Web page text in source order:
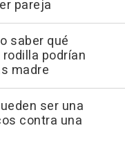
pareja
saber qué
podrían
madre
ser una
contra una